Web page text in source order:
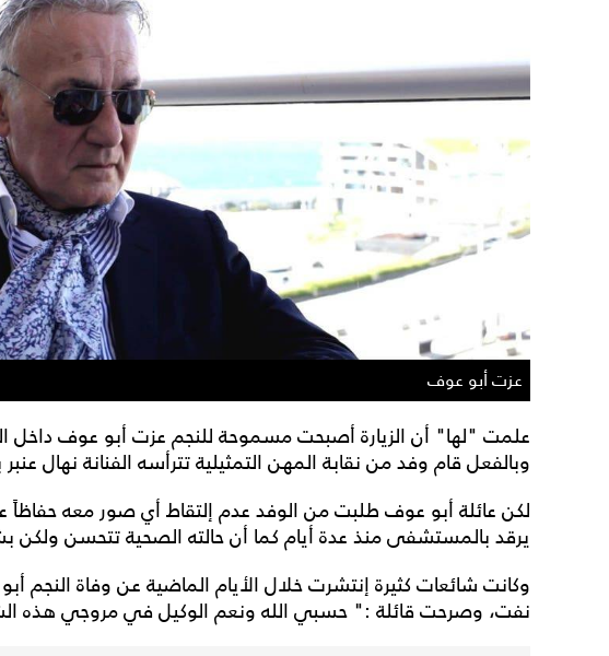
عزت أبو عوف
علمت "لها" أن الزيارة أصبحت مسموحة للنجم عزت أبو عوف داخل
وبالفعل قام وفد من نقابة المهن التمثيلية تترأسه الفنانة نهال عنبر
لكن عائلة أبو عوف طلبت من الوفد عدم إلتقاط أي صور معه
يرقد بالمستشفى منذ عدة أيام كما أن حالته الصحية تتحسن ولكن
وكانت شائعات كثيرة إنتشرت خلال الأيام الماضية عن وفاة النجم
نفت، وصرحت قائلة :" حسبي الله ونعم الوكيل في مروجي هذه